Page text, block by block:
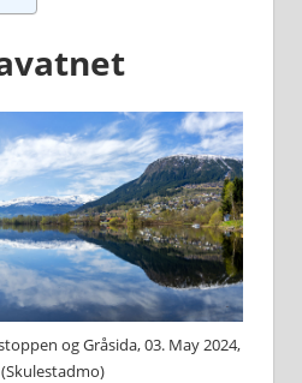
og Gråsida, 03. May 2024,
(Skulestadmo)